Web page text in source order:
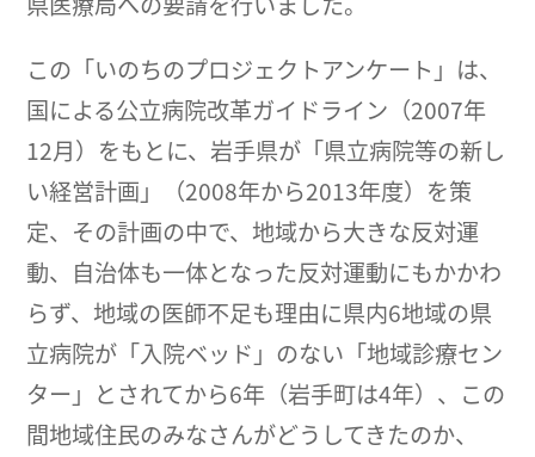
この「いのちのプロジェクトアンケート」は、
国による公立病院改革ガイドライン（2007年
12月）をもとに、岩手県が「県立病院等の新し
い経営計画」（2008年から2013年度）を策
定、その計画の中で、地域から大きな反対運
動、自治体も一体となった反対運動にもかかわ
らず、地域の医師不足も理由に県内6地域の県
立病院が「入院ベッド」のない「地域診療セン
ター」とされてから6年（岩手町は4年）、この
間地域住民のみなさんがどうしてきたのか、